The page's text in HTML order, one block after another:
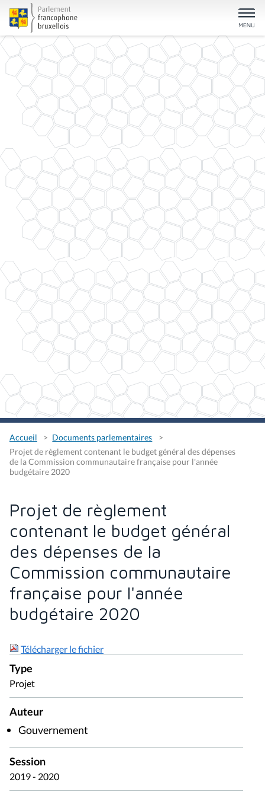
Accueil
Documents parlementaires
Projet de règlement contenant le budget général des dépenses
de la Commission communautaire française pour l'année
budgétaire 2020
Projet de règlement
contenant le budget général
des dépenses de la
Commission communautaire
française pour l'année
budgétaire 2020
Télécharger le fichier
Type
Projet
Auteur
Gouvernement
Session
2019 - 2020